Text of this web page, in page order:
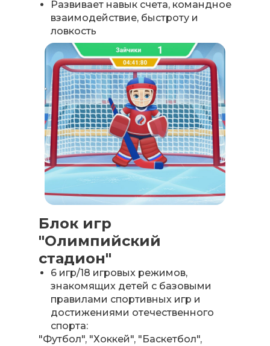
Развивает навык счета, командное
взаимодействие, быстроту и
ловкость
Блок игр
"Олимпийский
стадион"
6 игр/18 игровых режимов,
знакомящих детей с базовыми
правилами спортивных игр и
достижениями отечественного
спорта:
"Футбол", "Хоккей", "Баскетбол",